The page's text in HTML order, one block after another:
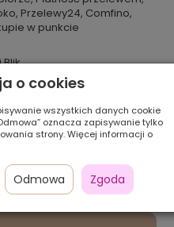
Przelewy24, Comfino,
w punkcie
różnić się od rzeczywistego
którym jest wyświetlany.
do 14 dni
o cookies
wszystkich danych cookie
oznacza zapisywanie tylko
strony. Więcej informacji o
Odmowa Zgoda